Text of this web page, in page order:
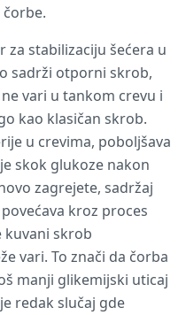
stabilizaciju šećera u
sadrži otporni skrob,
vari u tankom crevu i
kao klasičan skrob.
u crevima, poboljšava
skok glukoze nakon
zagrejete, sadržaj
kroz proces
kuvani skrob
vari. To znači da čorba
manji glikemijski uticaj
redak slučaj gde